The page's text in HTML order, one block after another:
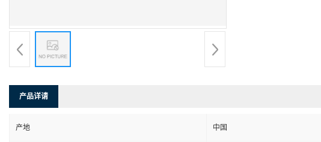
产品详请
产地 中国